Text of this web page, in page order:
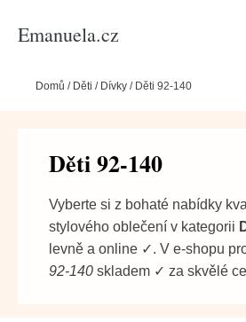
Emanuela.cz
Domů / Děti / Dívky / Děti 92-140
Děti 92-140
Vyberte si z bohaté nabídky
stylového oblečení v kategorii
levně a online ✓. V e-shopu
92-140 skladem ✓ za skvělé